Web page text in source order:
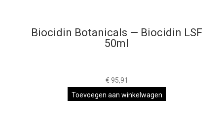
Biocidin Botanicals — Biocidin LSF
50ml
€ 95,91
Toevoegen aan winkelwagen